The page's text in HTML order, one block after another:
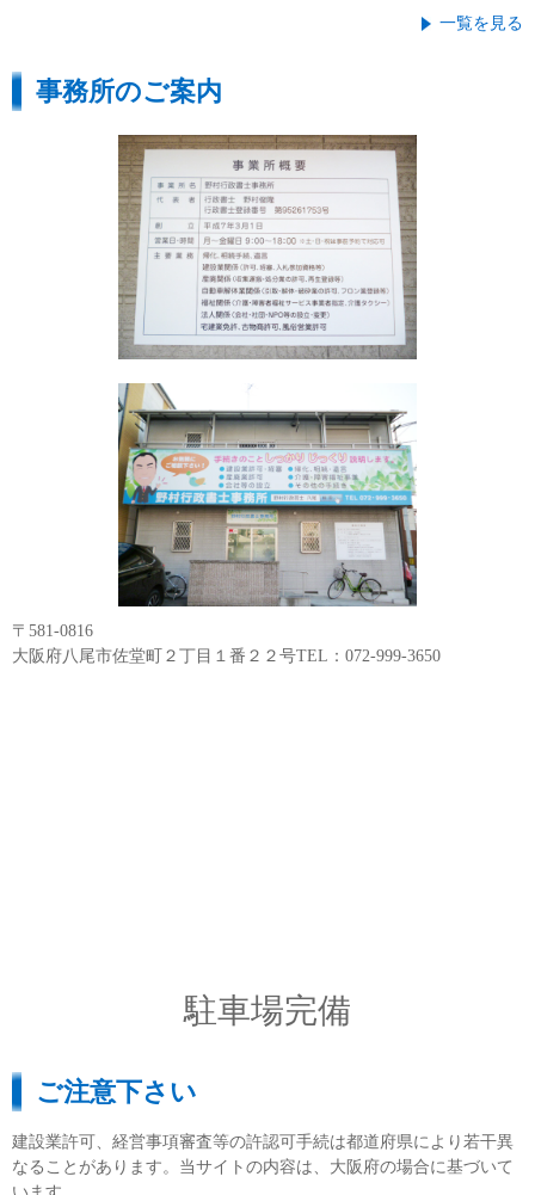
一覧を見る
事務所のご案内
〒581-0816
大阪府八尾市佐堂町２丁目１番２２号TEL：072-999-3650
駐車場完備
ご注意下さい
建設業許可、経営事項審査等の許認可手続は都道府県により若干異
なることがあります。当サイトの内容は、大阪府の場合に基づいて